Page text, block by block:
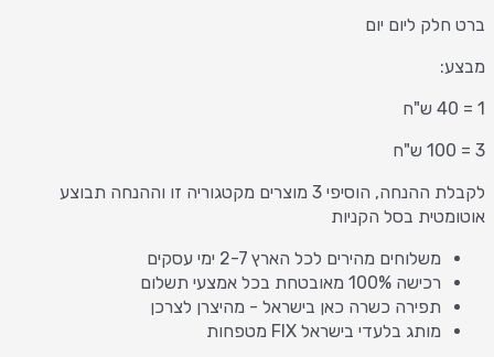
ברט חלק ליום יום
מבצע:
1 = 40 ש"ח
3 = 100 ש"ח
לקבלת ההנחה, הוסיפי 3 מוצרים מקטגוריה זו וההנחה תבוצע
אוטומטית בסל הקניות
משלוחים מהירים לכל הארץ 2-7 ימי עסקים
רכישה 100% מאובטחת בכל אמצעי תשלום
תפירה כשרה כאן בישראל - מהיצרן לצרכן
מותג בלעדי בישראל FIX מטפחות